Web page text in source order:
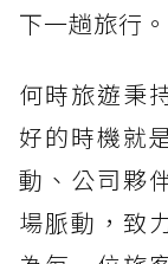
下一趟旅行。
何時旅遊秉
好的時機就
動、公司夥
場脈動，致